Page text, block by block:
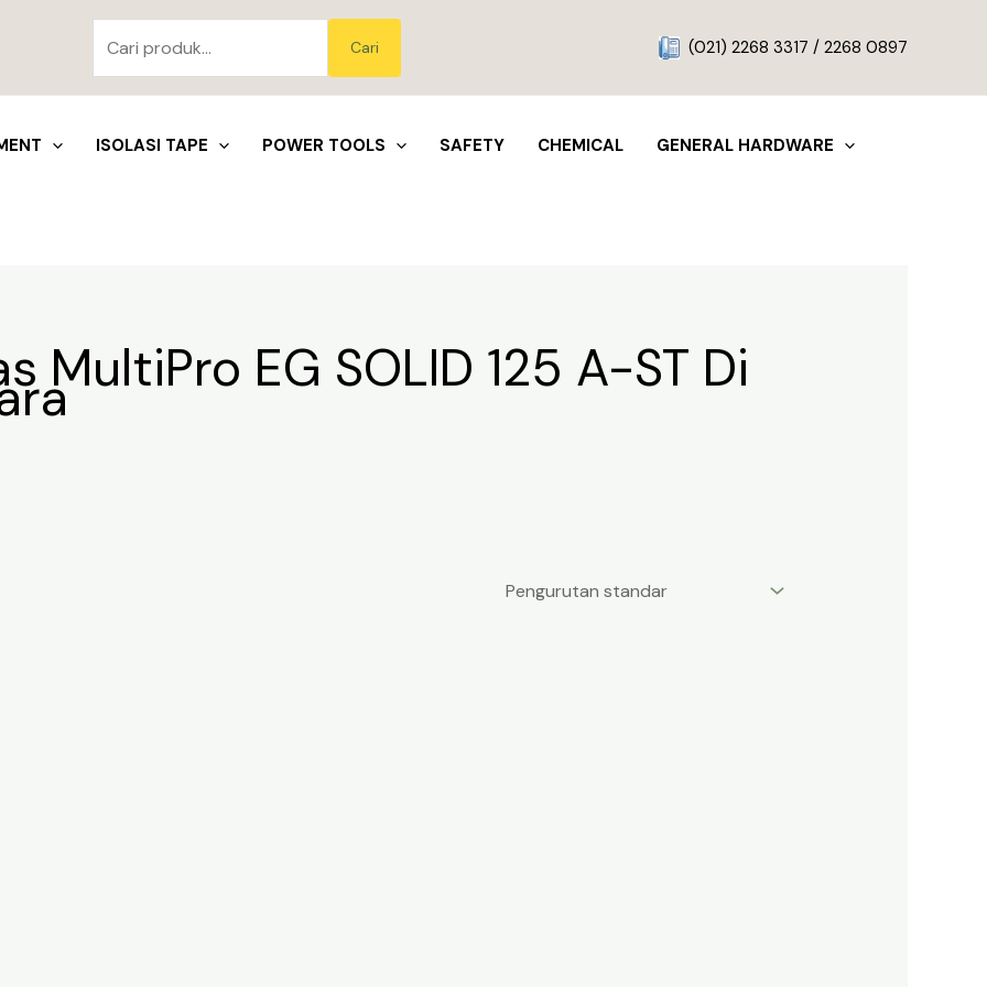
untuk:
Cari (021) 2268 3317 / 2268 0897
ISOLASI TAPE POWER TOOLS SAFETY CHEMICAL GENERAL HARDWARE
MultiPro EG SOLID 125 A-ST Di